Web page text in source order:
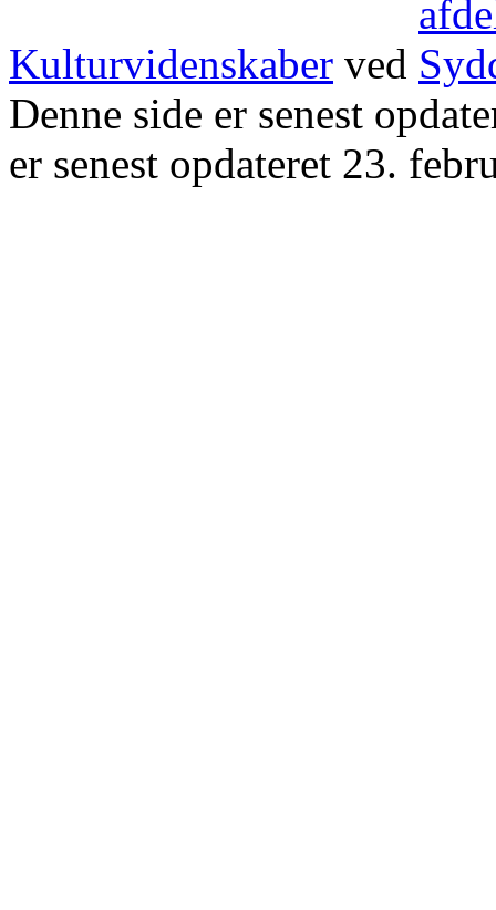
Kulturvidenskaber ved
Denne side er senest
er senest opdateret 23.